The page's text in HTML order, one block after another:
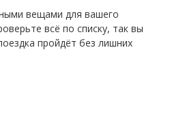
вещами для вашего
всё по списку, так вы
пройдёт без лишних